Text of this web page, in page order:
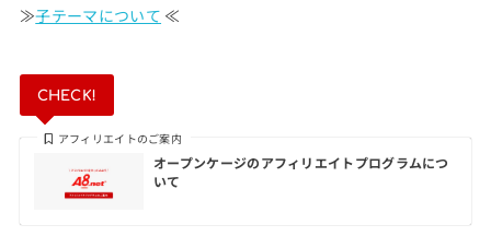
≫子テーマについて ≪
CHECK!
オープンケージのアフィリエイトプログラムにつ
いて
アフィリエイトのご案内